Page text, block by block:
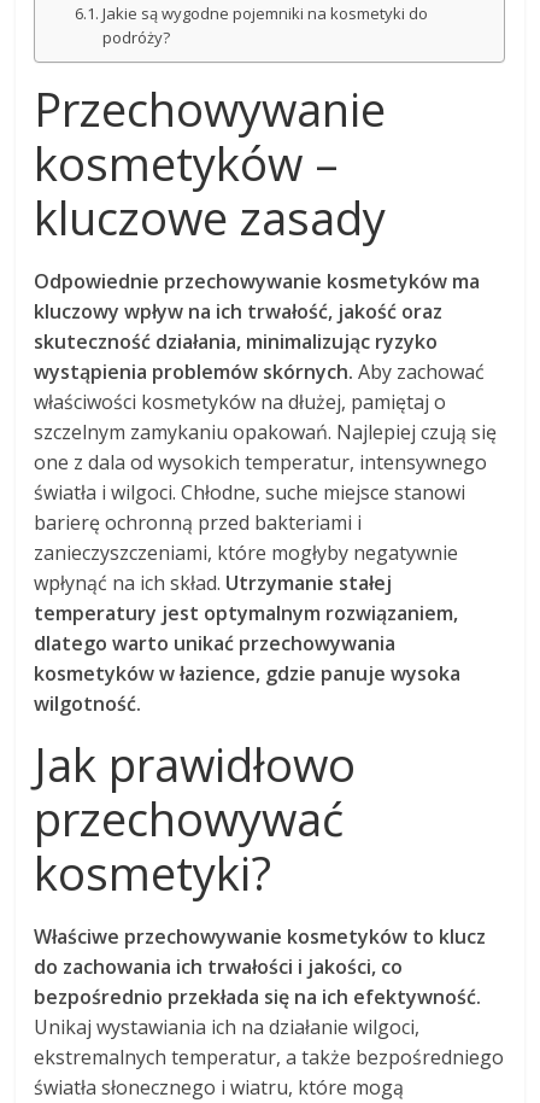
Jakie są wygodne pojemniki na kosmetyki do
podróży?
Przechowywanie
kosmetyków –
kluczowe zasady
Odpowiednie przechowywanie kosmetyków ma
kluczowy wpływ na ich trwałość, jakość oraz
skuteczność działania, minimalizując ryzyko
wystąpienia problemów skórnych. Aby zachować
właściwości kosmetyków na dłużej, pamiętaj o
szczelnym zamykaniu opakowań. Najlepiej czują się
one z dala od wysokich temperatur, intensywnego
światła i wilgoci. Chłodne, suche miejsce stanowi
barierę ochronną przed bakteriami i
zanieczyszczeniami, które mogłyby negatywnie
wpłynąć na ich skład. Utrzymanie stałej
temperatury jest optymalnym rozwiązaniem,
dlatego warto unikać przechowywania
kosmetyków w łazience, gdzie panuje wysoka
wilgotność.
Jak prawidłowo
przechowywać
kosmetyki?
Właściwe przechowywanie kosmetyków to klucz
do zachowania ich trwałości i jakości, co
bezpośrednio przekłada się na ich efektywność.
Unikaj wystawiania ich na działanie wilgoci,
ekstremalnych temperatur, a także bezpośredniego
światła słonecznego i wiatru, które mogą